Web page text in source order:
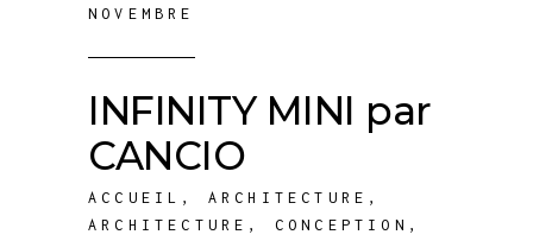
NOVEMBRE
INFINITY MINI par
CANCIO
ACCUEIL , ARCHITECTURE ,
ARCHITECTURE , CONCEPTION ,